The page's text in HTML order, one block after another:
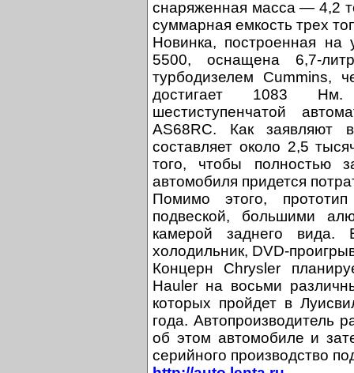
снаряженная масса — 4,2
суммарная емкость трех
Новинка, построенная на
5500, оснащена 6,7-
турбодизелем Cummins,
достигает 1083 Нм.
шестиступенчатой
AS68RC. Как заявляют
составляет около 2,5
того, чтобы полностью
автомобиля придется
Помимо этого,
подвеской, большими
камерой заднего вида.
холодильник, DVD-
Концерн Chrysler
Hauler на восьми
которых пройдет в
года. Автопроизводитель
об этом автомобиле и
серийного производство